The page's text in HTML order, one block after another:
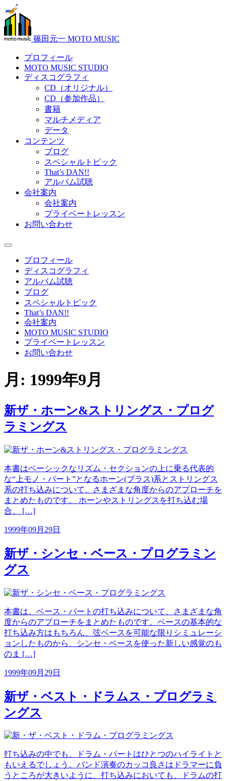
篠田元一 MOTO MUSIC
プロフィール
MOTO MUSIC STUDIO
ディスコグラフィ
CD（オリジナル）
CD（参加作品）
書籍
マルチメディア
データ
コンテンツ
ブログ
スペシャルトピック
That’s DAN!!
アルバム試聴
会社案内
会社案内
プライベートレッスン
お問い合わせ
プロフィール
ディスコグラフィ
アルバム試聴
ブログ
スペシャルトピック
That’s DAN!!
会社案内
MOTO MUSIC STUDIO
プライベートレッスン
お問い合わせ
月: 1999年9月
新ザ・ホーン&ストリングス・プログ
ラミングス
本書はベーシックなリズム・セクションの上に乗る代表的
な“上モノ・パート”となるホーン(ブラス)系とストリングス
系の打ち込みについて、さまざまな角度からのアプローチを
まとめたものです。 ホーンやストリングスを打ち込む場
合、 […]
1999年09月29日
新ザ・シンセ・ベース・プログラミン
グス
本書は、ベース・パートの打ち込みについて、さまざまな角
度からのアプローチをまとめたものです。ベースの基本的な
打ち込み方はもちろん、弦ベースを可能な限りシミュレーシ
ョンしたものから、シンセ・ベースを使った新しい感覚のも
のま […]
1999年09月29日
新ザ・ベスト・ドラムス・プログラミ
ングス
打ち込みの中でも、ドラム・パートはひとつのハイライトと
もいえるでしょう。バンド演奏のカッコ良さはドラマーに負
うところが大きいように、打ち込みにおいても、ドラムの打